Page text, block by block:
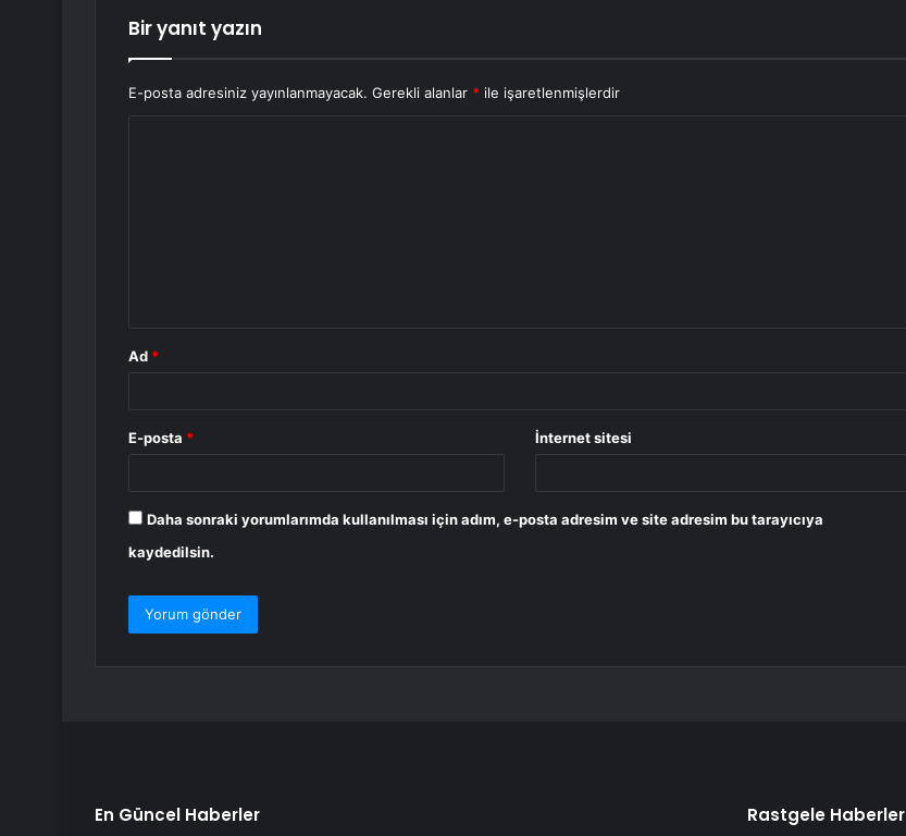
Bir yanıt yazın
E-posta adresiniz yayınlanmayacak. Gerekli alanlar * ile işaretlenmişlerdir
Ad *
E-posta * İnternet sitesi
Daha sonraki yorumlarımda kullanılması için adım, e-posta adresim ve site adresim bu tarayıcıya
kaydedilsin.
En Güncel Haberler Rastgele Haberler